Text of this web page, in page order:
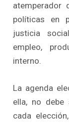
atemperador
políticas en
justicia
empleo,
interno.
La agenda
ella, no debe
cada